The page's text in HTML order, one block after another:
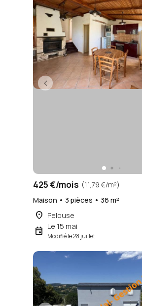
425 €/mois (11,79 €/m²)
Maison • 3 pièces • 36 m²
place Pelouse
event Le 15 mai
Modifié le 28 juillet